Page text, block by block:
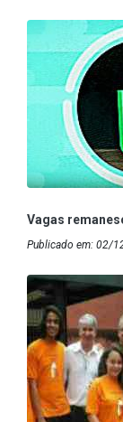
Vagas
Publicado em: 02/